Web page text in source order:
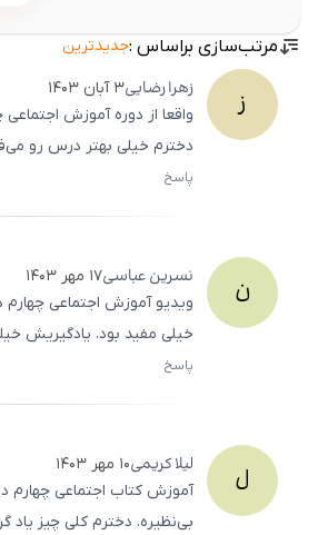
مرتب‌سازی براساس :جدیدترین
ز زهرارضایی۳ آبان ۱۴۰۳
واقعا از دوره آموزش
دخترم خیلی بهتر درس رو
پاسخ
ن نسرینعباسی۱۷ مهر ۱۴۰۳
ویدیو آموزش اجتماعی
خیلی مفید بود. یادگیریش
پاسخ
ل لیلاکریمی۱۰ مهر ۱۴۰۳
آموزش کتاب اجتماعی چهارم
بی‌نظیره. دخترم کلی چیز یاد